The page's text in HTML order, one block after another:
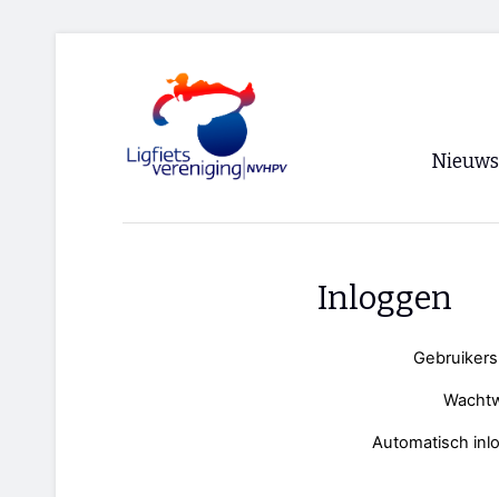
Nieuws
Inloggen
Automatisch